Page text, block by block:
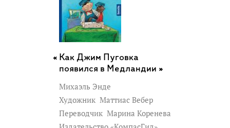
Как Джим Пуговка
появился в Медландии »
Михаэль Энде
Художник Маттиас Вебер
Переводчик Марина Коренева